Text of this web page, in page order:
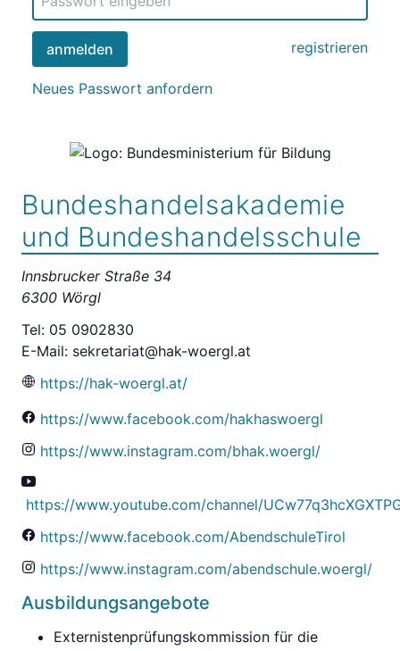
anmelden registrieren
Neues Passwort anfordern
Bundeshandelsakademie
und Bundeshandelsschule
Innsbrucker Straße 34
6300 Wörgl
Tel: 05 0902830
E-Mail: sekretariat@hak-woergl.at
https://hak-woergl.at/
https://www.facebook.com/hakhaswoergl
https://www.instagram.com/bhak.woergl/
https://www.youtube.com/channel/
https://www.facebook.com/AbendschuleTirol
https://www.instagram.com/abendschule.woergl/
Ausbildungsangebote
Externistenprüfungskommission für die